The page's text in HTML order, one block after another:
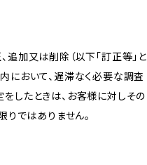
加又は削除（以下「訂正等」と
において、遅滞なく必要な調査
したときは、お客様に対しその
りではありません。